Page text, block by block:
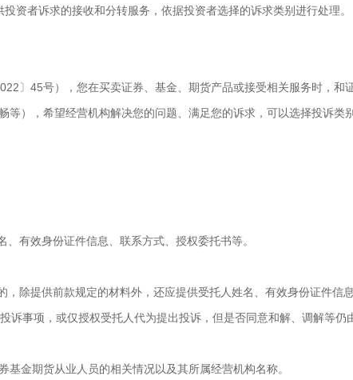
者诉求的接收和分转服务，依据投资者选择的诉求类别进行处理。
45号），您在买卖证券、基金、期货产品或接受相关服务时，和
），希望经营机构解决您的问题、满足您的诉求，可以选择投诉类
有效身份证件信息、联系方式、授权委托书等。
除提供前款规定的材料外，还应提供受托人姓名、有效身份证件信
事项，或仅授权受托人代为提出投诉，但是否同意和解、调解等仍
金期货从业人员的相关情况以及其所属经营机构名称。